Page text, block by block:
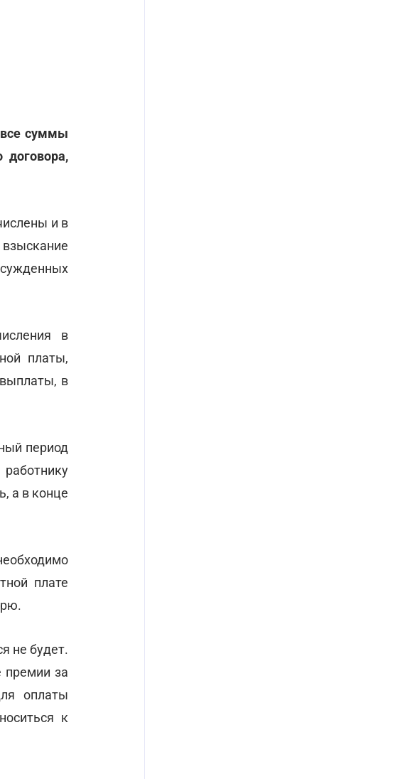
все суммы
договора,
и в
в
платы,
в
период
а в конце
плате
не будет.
премии за
оплаты
к